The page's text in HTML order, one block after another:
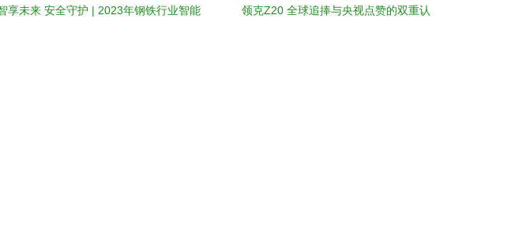
享未来 安全守护 | 2023年钢铁行业智能
领克Z20 全球追捧与央视点赞的双重认